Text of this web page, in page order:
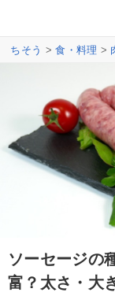
ちそう >食・料理 >
ソーセージの
富？太さ・大